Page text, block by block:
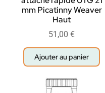
mm Picatinny Weaver
Haut
51,00 €
Ajouter au panier